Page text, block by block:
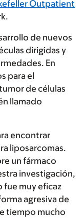
Outpatient
de nuevos
dirigidas y
En
para el
de células
llamado
encontrar
liposarcomas.
un fármaco
investigación,
muy eficaz
agresiva de
tiempo mucho